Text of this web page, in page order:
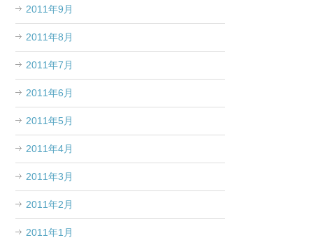
2011年9月
2011年8月
2011年7月
2011年6月
2011年5月
2011年4月
2011年3月
2011年2月
2011年1月